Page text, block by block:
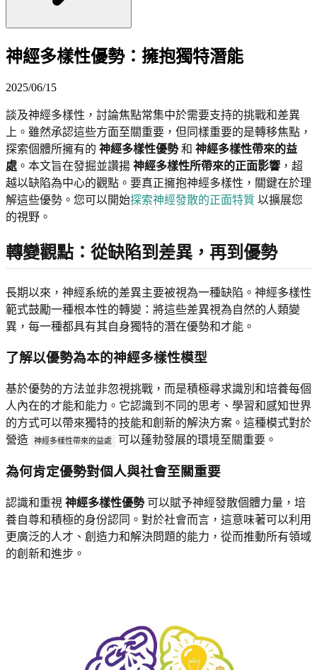
神經多樣性優勢：擁抱獨特潛能
2025/06/15
談及神經多樣性，討論焦點常集中於需要支持的挑戰和差異
上。雖然承認這些方面至關重要，但同樣重要的是轉移焦點，
探索個體所擁有的 神經多樣性優勢和 神經多樣性帶來的益
處 。本文旨在發掘並讚揚 神經多樣性所帶來的正面影響 ，超
越以缺陷為中心的觀點。要真正擁抱神經多樣性，關鍵在於理
解這些優勢。您可以開始探索神經發散的正面特質 以擴展您
的視野。
轉變觀點：從缺陷到差異，再到優勢
長期以來，神經系統的差異主要被視為一種缺陷。神經多樣性
範式鼓勵一種根本性的轉變：將這些差異視為自然的人類變
異，每一種都具有其自身獨特的潛在優勢和才能。
了解以優勢為本的神經多樣性模型
基於優勢的方法並非忽視挑戰，而是積極尋求識別和培養每個
人內在的才能和能力。它認識到不同的思考、學習和感知世界
的方式可以帶來獨特的技能和創新的解決方案。這種模式對於
營造
神經多樣性帶來的益處 可以蓬勃發展的環境至關重要。
為何肯定優勢對個人與社會至關重要
認識和重視 神經多樣性優勢可以賦予神經發散個體力量，培
養自尊和積極的身份認同。對於社會而言，這意味著可以利用
更廣泛的人才、創造力和解決問題的能力，從而推動所有領域
的創新和進步。